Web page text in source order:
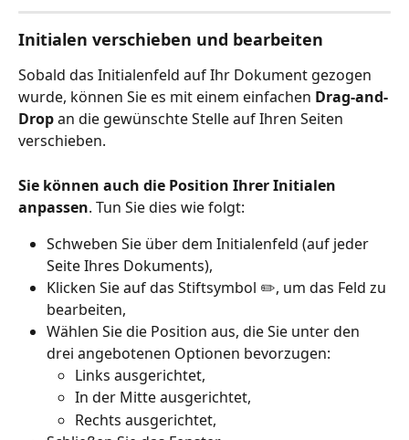
Initialen verschieben und bearbeiten
Sobald das Initialenfeld auf Ihr Dokument gezogen
wurde, können Sie es mit einem einfachen Drag-and-
Drop an die gewünschte Stelle auf Ihren Seiten
verschieben.
Sie können auch die Position Ihrer Initialen
anpassen. Tun Sie dies wie folgt:
Schweben Sie über dem Initialenfeld (auf jeder
Seite Ihres Dokuments),
Klicken Sie auf das Stiftsymbol ✏️, um das Feld zu
bearbeiten,
Wählen Sie die Position aus, die Sie unter den
drei angebotenen Optionen bevorzugen:
Links ausgerichtet,
In der Mitte ausgerichtet,
Rechts ausgerichtet,